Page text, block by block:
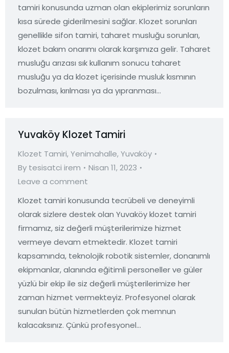
tamiri konusunda uzman olan ekiplerimiz sorunların
kısa sürede giderilmesini sağlar. Klozet sorunları
genellikle sifon tamiri, taharet musluğu sorunları,
klozet bakım onarımı olarak karşımıza gelir. Taharet
musluğu arızası sık kullanım sonucu taharet
musluğu ya da klozet içerisinde musluk kısmının
bozulması, kırılması ya da yıpranması…
Yuvaköy Klozet Tamiri
Klozet Tamiri,Yenimahalle,Yuvaköy
By tesisatci irem
Nisan 11, 2023
Leave a comment
Klozet tamiri konusunda tecrübeli ve deneyimli
olarak sizlere destek olan Yuvaköy klozet tamiri
firmamız, siz değerli müşterilerimize hizmet
vermeye devam etmektedir. Klozet tamiri
kapsamında, teknolojik robotik sistemler, donanımlı
ekipmanlar, alanında eğitimli personeller ve güler
yüzlü bir ekip ile siz değerli müşterilerimize her
zaman hizmet vermekteyiz. Profesyonel olarak
sunulan bütün hizmetlerden çok memnun
kalacaksınız. Çünkü profesyonel…